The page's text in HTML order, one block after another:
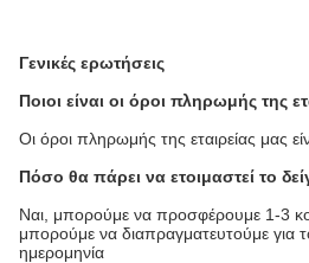
Γενικές ερωτήσεις
Ποιοι είναι οι όροι πληρωμής της
Οι όροι πληρωμής της εταιρείας μας
Πόσο θα πάρει να ετοιμαστεί το
Ναι, μπορούμε να προσφέρουμε 1-3
μπορούμε να διαπραγματευτούμε για
ημερομηνία